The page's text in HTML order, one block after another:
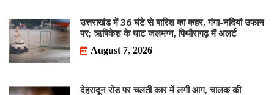
उत्तराखंड में 36 घंटे से बारिश का कहर, गंगा-नदियां उफान
पर; ऋषिकेश के घाट जलमग्न, पिथौरागढ़ में अलर्ट
August 7, 2026
देहरादून रोड पर चलती कार में लगी आग, चालक की